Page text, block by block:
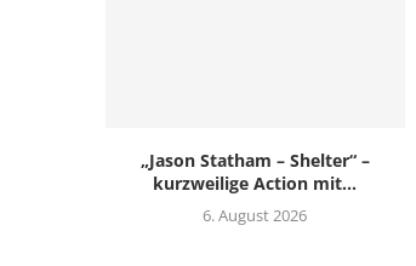
„Jason Statham – Shelter“ –
kurzweilige Action mit...
6. August 2026